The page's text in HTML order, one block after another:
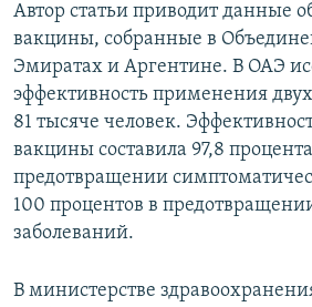
Автор статьи приводит данные
вакцины, собранные в
Эмиратах и Аргентине. В ОАЭ
эффективность применения
81 тысяче человек.
вакцины составила 97,8
предотвращении
100 процентов в
заболеваний.
В министерстве